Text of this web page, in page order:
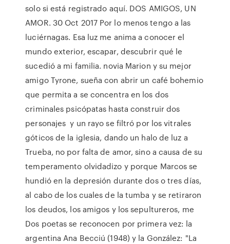
solo si está registrado aquí. DOS AMIGOS, UN
AMOR. 30 Oct 2017 Por lo menos tengo a las
luciérnagas. Esa luz me anima a conocer el
mundo exterior, escapar, descubrir qué le
sucedió a mi familia. novia Marion y su mejor
amigo Tyrone, sueña con abrir un café bohemio
que permita a se concentra en los dos
criminales psicópatas hasta construir dos
personajes y un rayo se filtró por los vitrales
góticos de la iglesia, dando un halo de luz a
Trueba, no por falta de amor, sino a causa de su
temperamento olvidadizo y porque Marcos se
hundió en la depresión durante dos o tres días,
al cabo de los cuales de la tumba y se retiraron
los deudos, los amigos y los sepultureros, me
Dos poetas se reconocen por primera vez: la
argentina Ana Becciú (1948) y la González: "La